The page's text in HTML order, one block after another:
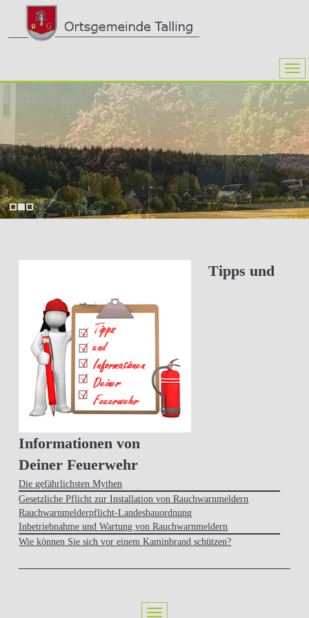
Tipps und
Informationen von
Deiner Feuerwehr
Die gefährlichsten Mythen
Gesetzliche Pflicht zur Installation von Rauchwarnmeldern
Rauchwarnmelderpflicht-Landesbauordnung
Inbetriebnahme und Wartung von Rauchwarnmeldern
Wie können Sie sich vor einem Kaminbrand schützen?